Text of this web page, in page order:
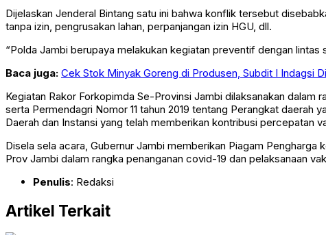
Dijelaskan Jenderal Bintang satu ini bahwa konflik tersebut
tanpa izin, pengrusakan lahan, perpanjangan izin HGU, dll.
“Polda Jambi berupaya melakukan kegiatan preventif dengan
Baca juga: Cek Stok Minyak Goreng di Produsen, Subdit I Indagsi
Kegiatan Rakor Forkopimda Se-Provinsi Jambi dilaksanakan dalam
serta Permendagri Nomor 11 tahun 2019 tentang Perangkat daerah
Daerah dan Instansi yang telah memberikan kontribusi percepatan
Disela sela acara, Gubernur Jambi memberikan Piagam
Prov Jambi dalam rangka penanganan covid-19 dan pelaksanaan
Penulis: Redaksi
Artikel Terkait